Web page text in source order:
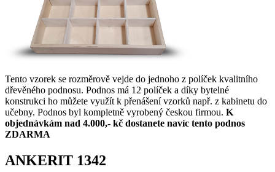
Tento vzorek se rozměrově vejde do jednoho z políček kvalitního
dřevěného podnosu. Podnos má 12 políček a díky bytelné
konstrukci ho můžete využít k přenášení vzorků např. z kabinetu do
učebny. Podnos byl kompletně vyrobený českou firmou. K
objednávkám nad 4.000,- kč dostanete navíc tento podnos
ZDARMA
ANKERIT 1342